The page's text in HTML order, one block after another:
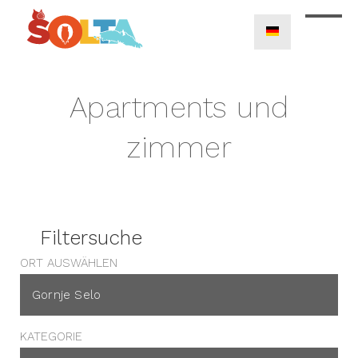
Apartments und
zimmer
Filtersuche
ORT AUSWÄHLEN
KATEGORIE